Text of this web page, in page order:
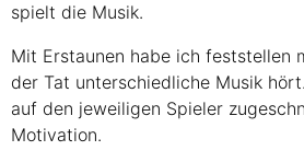
spielt die Musik.
Mit Erstaunen habe ich feststellen
der Tat unterschiedliche Musik
auf den jeweiligen Spieler
Motivation.